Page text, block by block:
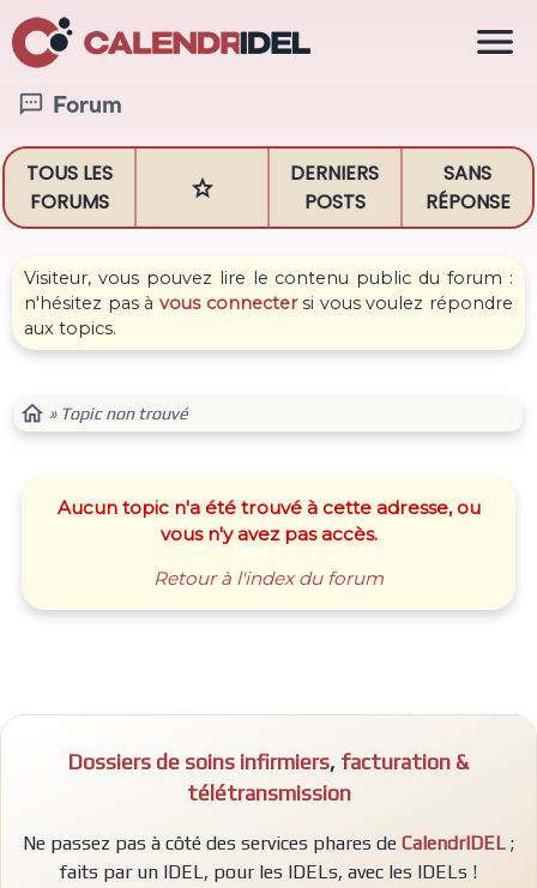
 Forum
TOUS LES
FORUMS

DERNIERS
POSTS
SANS
RÉPONSE
Visiteur, vous pouvez lire le contenu public du forum :
n'hésitez pas à vous connectersi vous voulez répondre
aux topics.
 » Topic non trouvé
Aucun topic n'a été trouvé à cette adresse, ou
vous n'y avez pas accès.
Retour à l'index du forum
Dossiers de soins infirmiers, facturation &
télétransmission
Ne passez pas à côté des services phares de CalendrIDEL ;
faits par un IDEL, pour les IDELs, avec les IDELs !
